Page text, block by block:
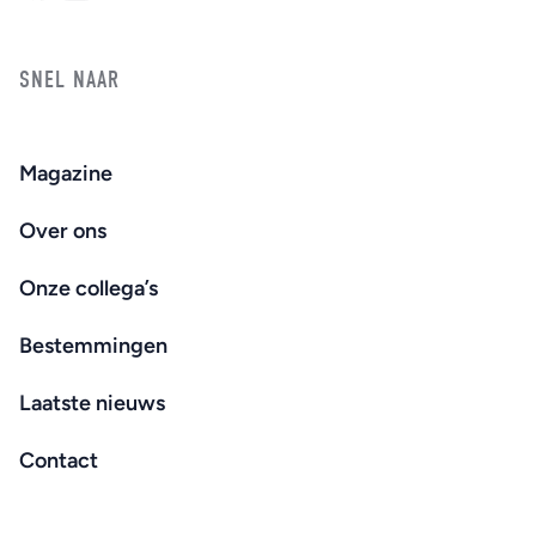
SNEL NAAR
Magazine
Over ons
Onze collega’s
Bestemmingen
Laatste nieuws
Contact